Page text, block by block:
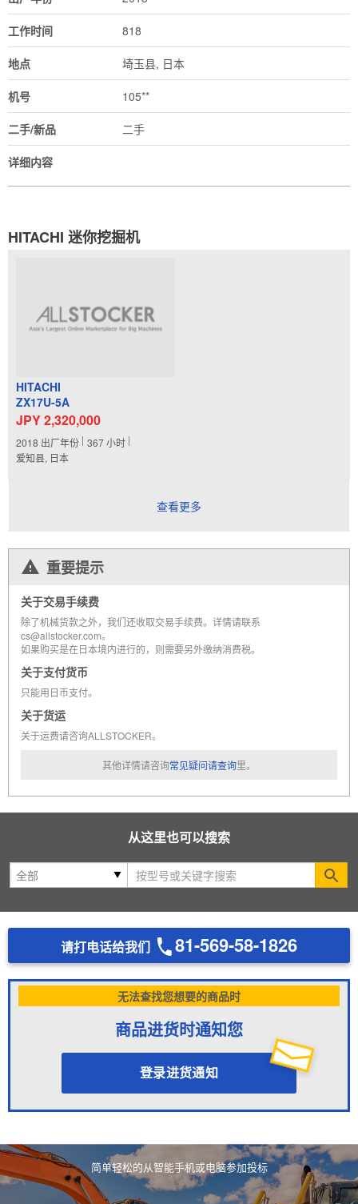
工作时间 818
地点 埼玉县, 日本
机号 105**
二手/新品 二手
详细内容
HITACHI 迷你挖掘机
HITACHI
ZX17U-5A
JPY 2,320,000
2018 出厂年份 367小时
爱知县, 日本
查看更多
重要提示
关于交易手续费
除了机械货款之外，我们还收取交易手续费。详情请联系
cs@allstocker.com。
如果购买是在日本境内进行的，则需要另外缴纳消费税。
关于支付货币
只能用日币支付。
关于货运
关于运费请咨询ALLSTOCKER。
其他详情请咨询常见疑问请查询里。
从这里也可以搜索
请打电话给我们 81-569-58-1826
无法查找您想要的商品时
商品进货时通知您
登录进货通知
简单轻松的从智能手机或电脑参加投标